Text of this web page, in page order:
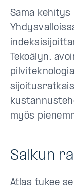
Sama
Tekoälyn,
myös
Salkun
Atlas tukee